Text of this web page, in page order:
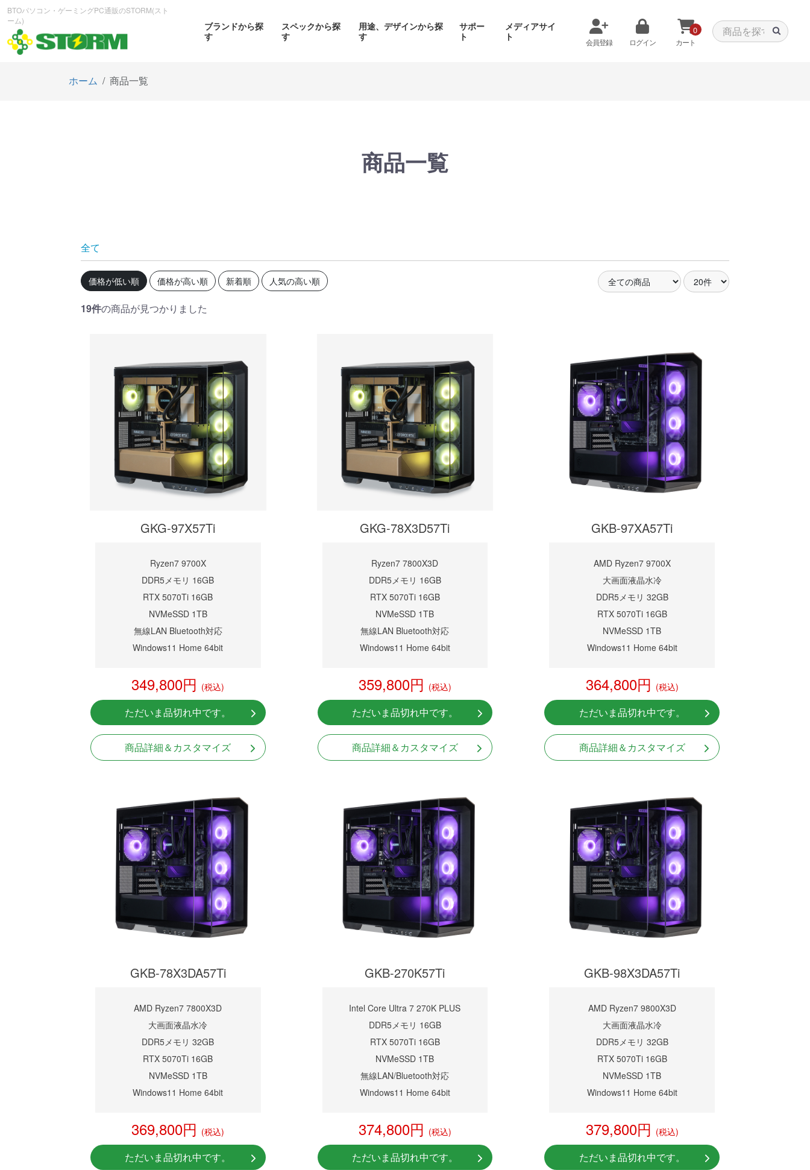
BTOパソコン・ゲーミングPC通販のSTORM(スト
ーム)
ブランドから探
す
スペックから探
す
用途、デザインから探
す
サポー
ト
メディアサイ
ト
会員登録 ログイン
0
カート
初心者の方、「どのPCを選
べばいいかわからない」そ
んな方にこそ選んでほし
い、エントリーモデルで
す。
360mm簡易水冷と曲面
OLEDを搭載したハイエン
ドモデル。美しさと冷却性
MSI共同開発のPROJECT
ZERO 背面コネクタマザー
ボードと2.8型液晶簡易水冷
優れたモデル
ホーム 商品一覧
商品一覧
全て
価格が低い順 価格が高い順 新着順 人気の高い順
19件の商品が見つかりました
GKG-97X57Ti
Ryzen7 9700X
DDR5メモリ 16GB
RTX 5070Ti 16GB
NVMeSSD 1TB
無線LAN Bluetooth対応
Windows11 Home 64bit
349,800円 (税込)
ただいま品切れ中です。
商品詳細＆カスタマイズ
GKG-78X3D57Ti
Ryzen7 7800X3D
DDR5メモリ 16GB
RTX 5070Ti 16GB
NVMeSSD 1TB
無線LAN Bluetooth対応
Windows11 Home 64bit
359,800円 (税込)
ただいま品切れ中です。
商品詳細＆カスタマイズ
GKB-97XA57Ti
AMD Ryzen7 9700X
大画面液晶水冷
DDR5メモリ 32GB
RTX 5070Ti 16GB
NVMeSSD 1TB
Windows11 Home 64bit
364,800円 (税込)
ただいま品切れ中です。
商品詳細＆カスタマイズ
GKB-78X3DA57Ti
AMD Ryzen7 7800X3D
大画面液晶水冷
DDR5メモリ 32GB
RTX 5070Ti 16GB
NVMeSSD 1TB
Windows11 Home 64bit
369,800円 (税込)
ただいま品切れ中です。
GKB-270K57Ti
Intel Core Ultra 7 270K PLUS
DDR5メモリ 16GB
RTX 5070Ti 16GB
NVMeSSD 1TB
無線LAN/Bluetooth対応
Windows11 Home 64bit
374,800円 (税込)
ただいま品切れ中です。
GKB-98X3DA57Ti
AMD Ryzen7 9800X3D
大画面液晶水冷
DDR5メモリ 32GB
RTX 5070Ti 16GB
NVMeSSD 1TB
Windows11 Home 64bit
379,800円 (税込)
ただいま品切れ中です。